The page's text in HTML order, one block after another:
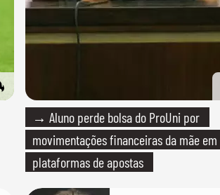
→ Aluno perde bolsa do ProUni por
movimentações financeiras da mãe em
plataformas de apostas